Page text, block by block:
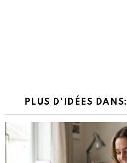
PLUS D'IDÉES DANS: